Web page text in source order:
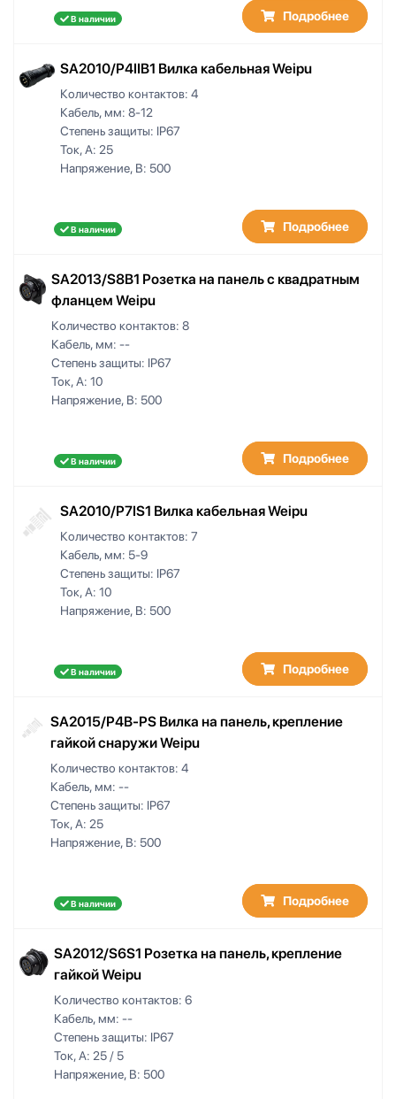
В наличии Подробнее
SA2010/P4IIB1 Вилка кабельная Weipu
Количество контактов: 4
Кабель, мм: 8-12
Степень защиты: IP67
Ток, А: 25
Напряжение, В: 500
В наличии Подробнее
SA2013/S8B1 Розетка на панель с квадратным
фланцем Weipu
Количество контактов:8
Кабель, мм:--
Степень защиты: IP67
Ток, А:10
Напряжение, В: 500
В наличии Подробнее
SA2010/P7IS1 Вилка кабельная Weipu
Количество контактов: 7
Кабель, мм: 5-9
Степень защиты: IP67
Ток, А: 10
Напряжение, В: 500
В наличии Подробнее
SA2015/P4B-PS Вилка на панель, крепление
гайкой снаружи Weipu
Количество контактов: 4
Кабель, мм: --
Степень защиты: IP67
Ток, А: 25
Напряжение, В: 500
В наличии Подробнее
SA2012/S6S1 Розетка на панель, крепление
гайкой Weipu
Количество контактов:6
Кабель, мм:--
Степень защиты: IP67
Ток, А:25 / 5
Напряжение, В: 500